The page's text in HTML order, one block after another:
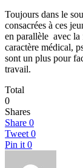
Toujours dans le
consacrées à ces
en parallèle avec
caractère médical,
sont un plus pour
travail.
Total
0
Shares
Share 0
Tweet 0
Pin it 0